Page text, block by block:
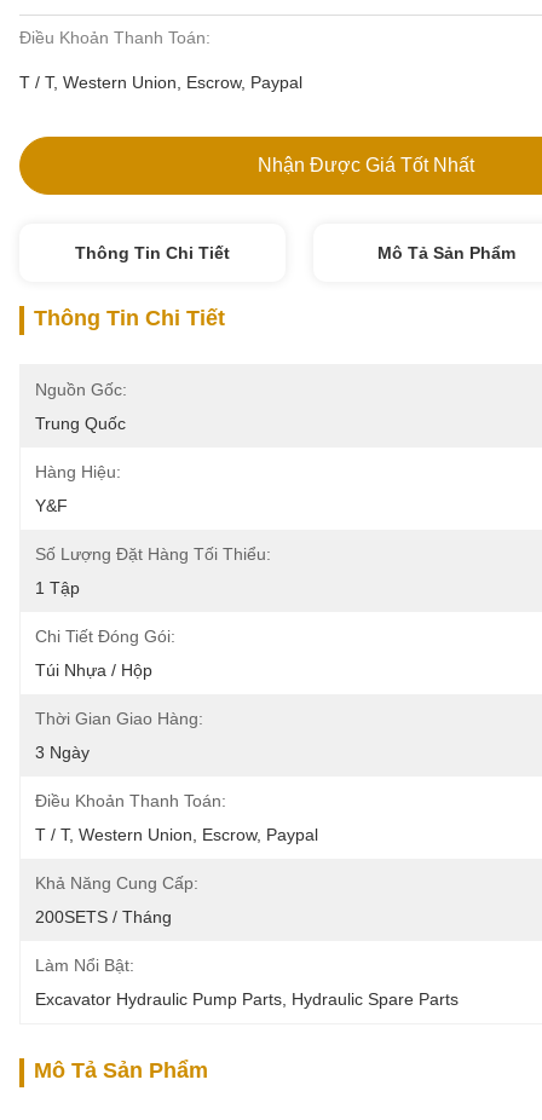
Điều Khoản Thanh Toán:
T / T, Western Union, Escrow, Paypal
Nhận Được Giá Tốt Nhất
Thông Tin Chi Tiết Mô Tả Sản Phẩm
Thông Tin Chi Tiết
Nguồn Gốc:
Trung Quốc
Hàng Hiệu:
Y&F
Số Lượng Đặt Hàng Tối Thiểu:
1 Tập
Chi Tiết Đóng Gói:
Túi Nhựa / Hộp
Thời Gian Giao Hàng:
3 Ngày
Điều Khoản Thanh Toán:
T / T, Western Union, Escrow, Paypal
Khả Năng Cung Cấp:
200SETS / Tháng
Làm Nổi Bật:
Excavator Hydraulic Pump Parts Hydraulic Spare Parts
Mô Tả Sản Phẩm